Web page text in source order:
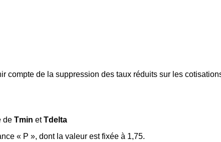
compte de la suppression des taux réduits sur les
de Tmin etTdelta
« P », dont la valeur est fixée à 1,75.